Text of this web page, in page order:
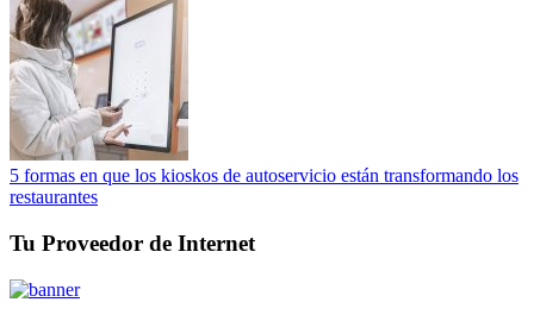
5 formas en que los kioskos de autoservicio están transformando los
restaurantes
Tu Proveedor de Internet